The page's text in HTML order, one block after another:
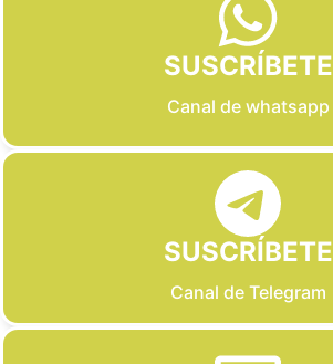
SUSCRÍBETE
Canal de whatsapp
SUSCRÍBETE
Canal de Telegram